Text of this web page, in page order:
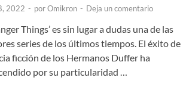
2022 - porOmikron - Deja un comentario
Things’ es sin lugar a dudas una de las
series de los últimos tiempos. El éxito de
ficción de los Hermanos Duffer ha
por su particularidad …